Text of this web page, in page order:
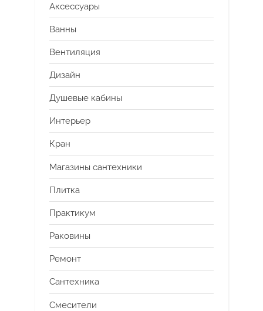
Аксессуары
Ванны
Вентиляция
Дизайн
Душевые кабины
Интерьер
Кран
Магазины сантехники
Плитка
Практикум
Раковины
Ремонт
Сантехника
Смесители